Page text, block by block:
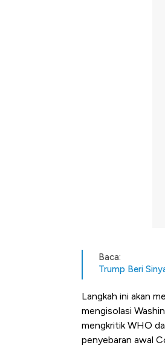
Baca:
Trump Beri
Langkah ini akan
mengisolasi
mengkritik WHO
penyebaran awal